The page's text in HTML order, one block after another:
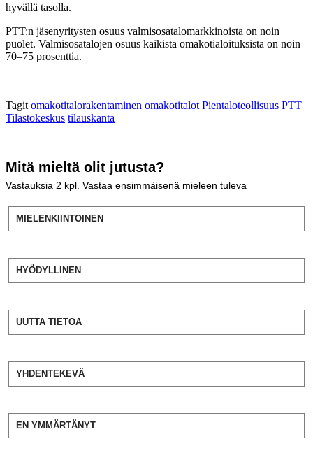
hyvällä tasolla.
PTT:n jäsenyritysten osuus valmisosatalomarkkinoista on noin
puolet. Valmisosatalojen osuus kaikista omakotialoituksista on noin
70–75 prosenttia.
Tagit omakotitalorakentaminen omakotitalot Pientaloteollisuus PTT
Tilastokeskus tilauskanta
Mitä mieltä olit jutusta?
Vastauksia 2 kpl. Vastaa ensimmäisenä mieleen tuleva
MIELENKIINTOINEN
HYÖDYLLINEN
UUTTA TIETOA
YHDENTEKEVÄ
EN YMMÄRTÄNYT